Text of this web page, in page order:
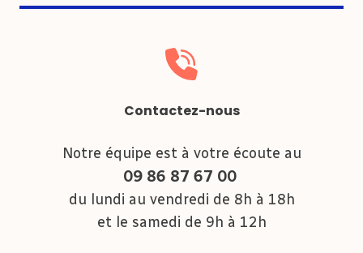
Contactez-nous
Notre équipe est à votre écoute au
09 86 87 67 00
du lundi au vendredi de 8h à 18h
et le samedi de 9h à 12h